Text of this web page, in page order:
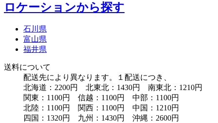
ロケーションから探す
石川県
富山県
福井県
送料について
配送先により異なります。１配送につき、
北海道：2200円 北東北：1430円 南東北：1210円
関東：1100円 信越：1100円 中部：1100円
北陸：1100円 関西：1100円 中国：1210円
四国：1320円 九州：1430円 沖縄：2600円